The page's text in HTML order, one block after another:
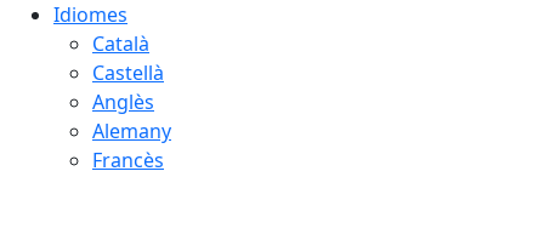
Idiomes
Català
Castellà
Anglès
Alemany
Francès